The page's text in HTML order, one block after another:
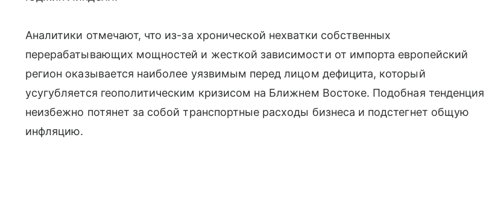
Аналитики отмечают, что из-за хронической нехватки собственных
перерабатывающих мощностей и жесткой зависимости от импорта европейский
регион оказывается наиболее уязвимым перед лицом дефицита, который
усугубляется геополитическим кризисом на Ближнем Востоке. Подобная тенденция
неизбежно потянет за собой транспортные расходы бизнеса и подстегнет общую
инфляцию.